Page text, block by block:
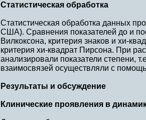
Статистическая обработка
Статистическая обработка данных
США). Сравнения показателей до и
Вилкоксона, критерия знаков и хи-
критерия хи-квадрат Пирсона. При
анализировали показатели степени,
взаимосвязей осуществляли с
Результаты и обсуждение
Клинические проявления в